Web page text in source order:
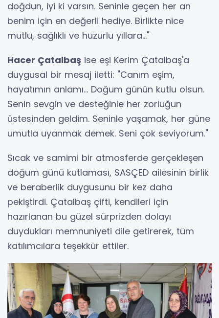
doğdun, iyi ki varsın. Seninle geçen her an
benim için en değerli hediye. Birlikte nice
mutlu, sağlıklı ve huzurlu yıllara..."
Hacer Çatalbaş ise eşi Kerim Çatalbaş'a
duygusal bir mesaj iletti: "Canım eşim,
hayatımın anlamı... Doğum günün kutlu olsun.
Senin sevgin ve desteğinle her zorluğun
üstesinden geldim. Seninle yaşamak, her güne
umutla uyanmak demek. Seni çok seviyorum."
Sıcak ve samimi bir atmosferde gerçekleşen
doğum günü kutlaması, SASÇED ailesinin birlik
ve beraberlik duygusunu bir kez daha
pekiştirdi. Çatalbaş çifti, kendileri için
hazırlanan bu güzel sürprizden dolayı
duydukları memnuniyeti dile getirerek, tüm
katılımcılara teşekkür ettiler.